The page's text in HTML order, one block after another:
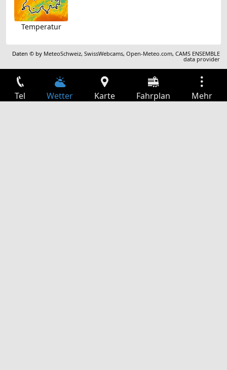
Temperatur
Daten © by MeteoSchweiz,SwissWebcams,Open-Meteo.com,CAMS ENSEMBLE
data provider
Tel Wetter Karte Fahrplan Mehr